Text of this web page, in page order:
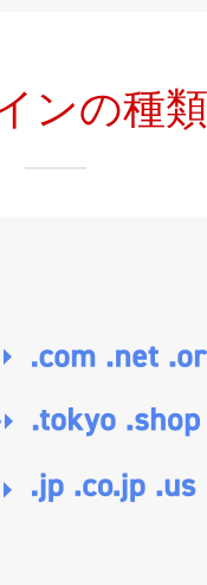
ンの種類